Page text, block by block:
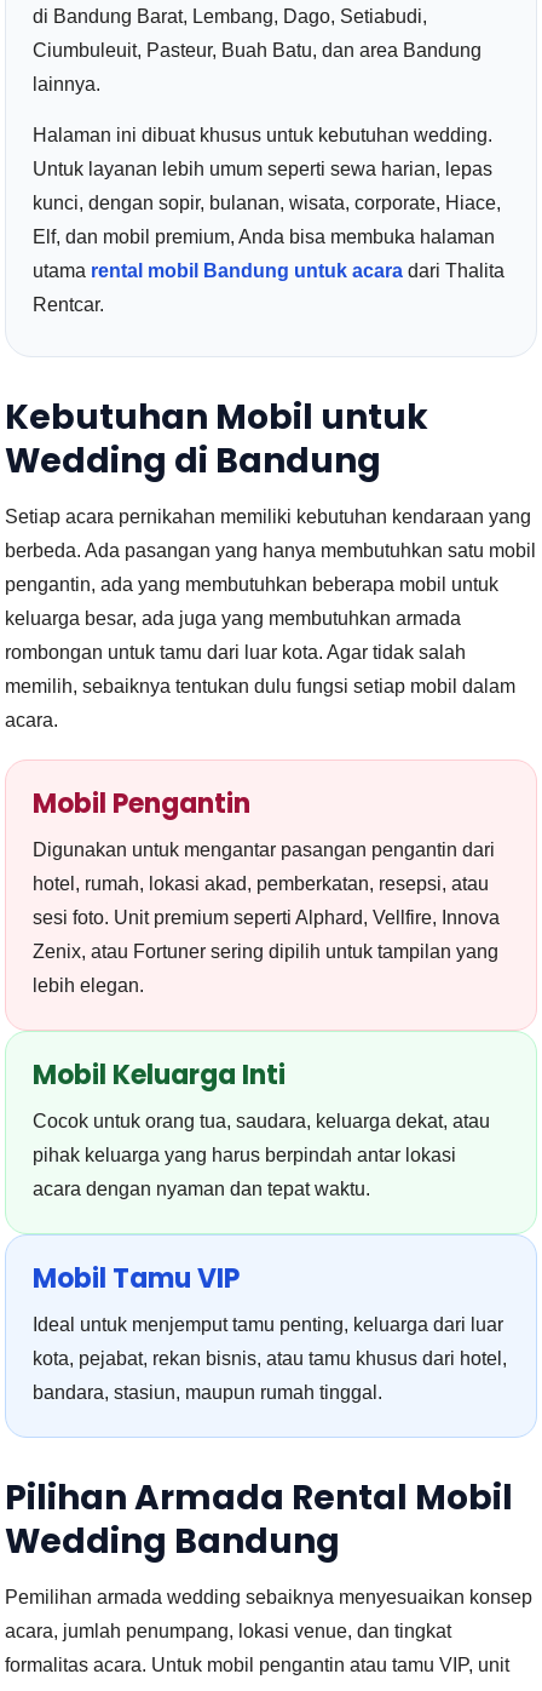
di Bandung Barat, Lembang, Dago, Setiabudi,
Ciumbuleuit, Pasteur, Buah Batu, dan area Bandung
lainnya.
Halaman ini dibuat khusus untuk kebutuhan wedding.
Untuk layanan lebih umum seperti sewa harian, lepas
kunci, dengan sopir, bulanan, wisata, corporate, Hiace,
Elf, dan mobil premium, Anda bisa membuka halaman
utama rental mobil Bandung untuk acara dari Thalita
Rentcar.
Kebutuhan Mobil untuk
Wedding di Bandung
Setiap acara pernikahan memiliki kebutuhan kendaraan yang
berbeda. Ada pasangan yang hanya membutuhkan satu mobil
pengantin, ada yang membutuhkan beberapa mobil untuk
keluarga besar, ada juga yang membutuhkan armada
rombongan untuk tamu dari luar kota. Agar tidak salah
memilih, sebaiknya tentukan dulu fungsi setiap mobil dalam
acara.
Mobil Pengantin
Digunakan untuk mengantar pasangan pengantin dari
hotel, rumah, lokasi akad, pemberkatan, resepsi, atau
sesi foto. Unit premium seperti Alphard, Vellfire, Innova
Zenix, atau Fortuner sering dipilih untuk tampilan yang
lebih elegan.
Mobil Keluarga Inti
Cocok untuk orang tua, saudara, keluarga dekat, atau
pihak keluarga yang harus berpindah antar lokasi
acara dengan nyaman dan tepat waktu.
Mobil Tamu VIP
Ideal untuk menjemput tamu penting, keluarga dari luar
kota, pejabat, rekan bisnis, atau tamu khusus dari hotel,
bandara, stasiun, maupun rumah tinggal.
Pilihan Armada Rental Mobil
Wedding Bandung
Pemilihan armada wedding sebaiknya menyesuaikan konsep
acara, jumlah penumpang, lokasi venue, dan tingkat
formalitas acara. Untuk mobil pengantin atau tamu VIP, unit